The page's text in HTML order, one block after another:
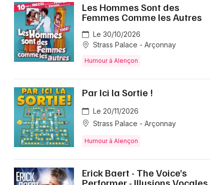
Mon email
Les Hommes Sont des
Femmes Comme les Autres
Le 30/10/2026
Strass Palace - Arçonnay
Humour à Alençon
Par Ici la Sortie !
Le 20/11/2026
Strass Palace - Arçonnay
Humour à Alençon
Erick Baert - The Voice’s